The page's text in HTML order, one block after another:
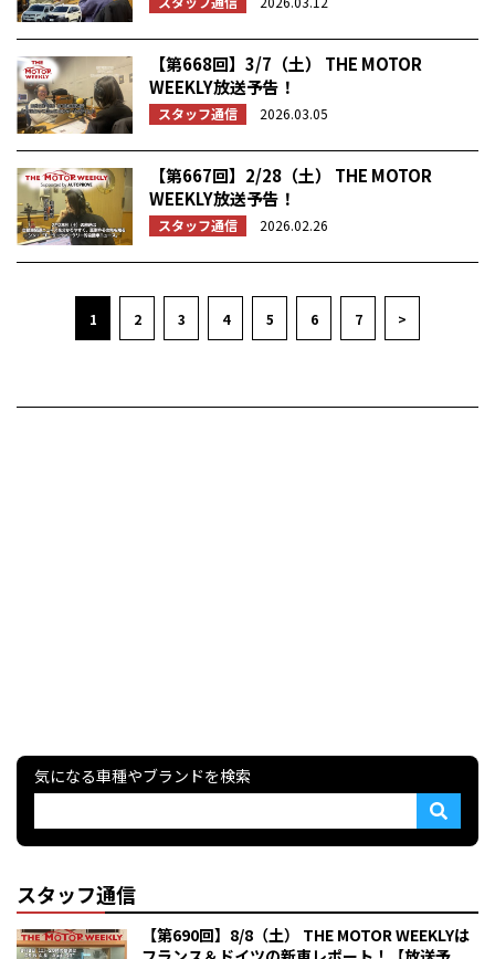
【第668回】3/7（土） THE MOTOR
WEEKLY放送予告！
スタッフ通信 2026.03.05
【第667回】2/28（土） THE MOTOR
WEEKLY放送予告！
スタッフ通信 2026.02.26
1 2 3 4 5 6 7 >
気になる車種やブランドを検索
スタッフ通信
【第690回】8/8（土） THE MOTOR WEEKLYは